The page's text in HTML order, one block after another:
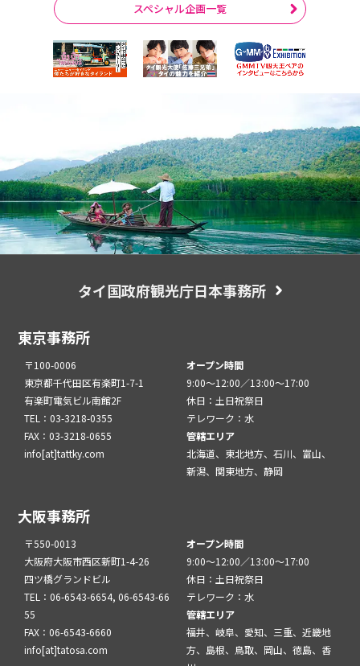
スペシャル企画一覧
タイ国政府観光庁日本事務所
東京事務所
〒100-0006
東京都千代田区有楽町1-7-1
有楽町電気ビル南館2F
TEL：03-3218-0355
FAX：03-3218-0655
info[at]tattky.com
オープン時間
9:00～12:00／13:00～17:00
休日：土日祝祭日
テレワーク：水
管轄エリア
北海道、東北地方、石川、富山、
新潟、関東地方、静岡
大阪事務所
〒550-0013
大阪府大阪市西区新町1-4-26
四ツ橋グランドビル
TEL：06-6543-6654, 06-6543-66
55
FAX：06-6543-6660
info[at]tatosa.com
オープン時間
9:00～12:00／13:00～17:00
休日：土日祝祭日
テレワーク：水
管轄エリア
福井、岐阜、愛知、三重、近畿地
方、島根、鳥取、岡山、徳島、香